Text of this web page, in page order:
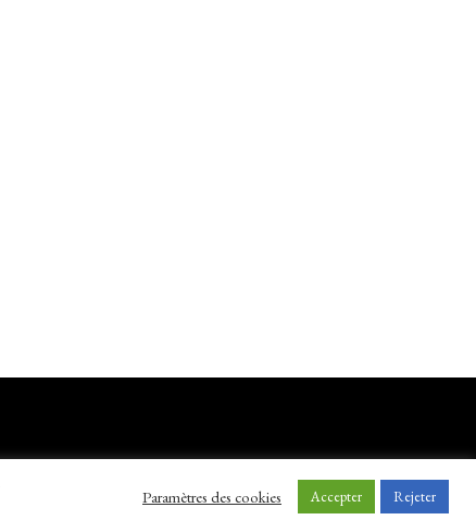
Paramètres des cookies Accepter Rejeter